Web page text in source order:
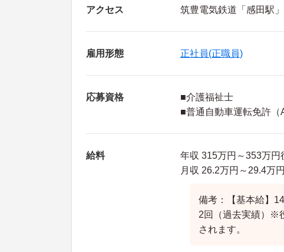
アクセス 筑豊電気鉄道「感田駅
雇用形態 正社員(正職員)
応募資格
■介護福祉士
■普通自動車運転免許（
給料
年収 315万円～353万
月収 26.2万円～29.4万
備考：【基本給】
2回（過去実績）※
されます。